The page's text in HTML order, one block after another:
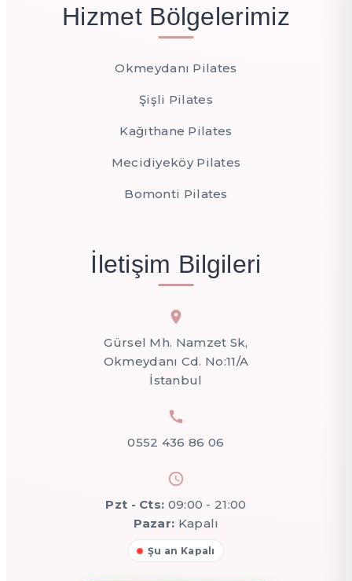
Hizmet Bölgelerimiz
Okmeydanı Pilates
Şişli Pilates
Kağıthane Pilates
Mecidiyeköy Pilates
Bomonti Pilates
İletişim Bilgileri
Gürsel Mh. Namzet Sk,
Okmeydanı Cd. No:11/A
İstanbul
0552 436 86 06
Pzt - Cts: 09:00 - 21:00
Pazar: Kapalı
Şu an Kapalı